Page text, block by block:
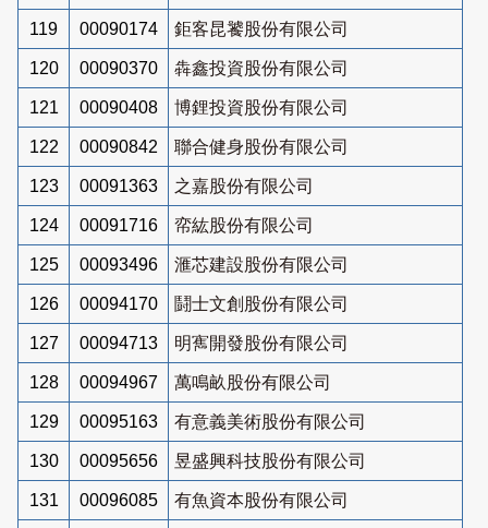
119 00090174 鉅客昆饕股份有限公司
120 00090370 犇鑫投資股份有限公司
121 00090408 博鋰投資股份有限公司
122 00090842 聯合健身股份有限公司
123 00091363 之嘉股份有限公司
124 00091716 帟紘股份有限公司
125 00093496 滙芯建設股份有限公司
126 00094170 鬪士文創股份有限公司
127 00094713 明寯開發股份有限公司
128 00094967 萬鳴畝股份有限公司
129 00095163 有意義美術股份有限公司
130 00095656 昱盛興科技股份有限公司
131 00096085 有魚資本股份有限公司